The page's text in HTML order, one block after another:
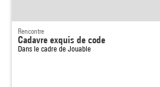
Rencontre
Cadavre exquis de code
Dans le cadre de Jouable